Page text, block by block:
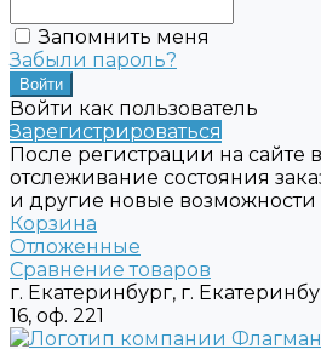
Запомнить меня
Забыли пароль?
Войти как пользователь
Зарегистрироваться
После регистрации на сайте
отслеживание состояния
и другие новые возможности
Корзина
Отложенные
Сравнение товаров
г. Екатеринбург, г.
16, оф. 221